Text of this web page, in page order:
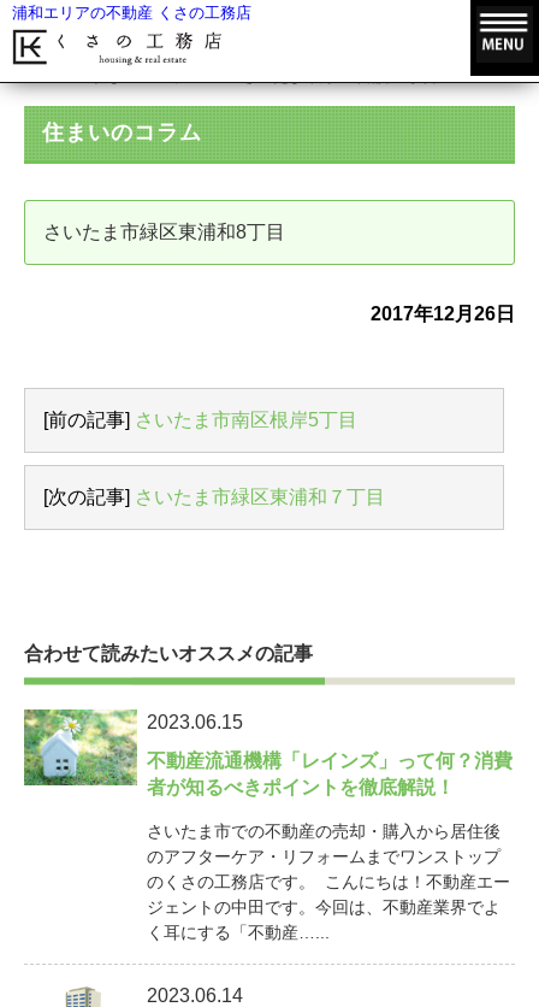
浦和エリアの不動産 くさの工務店
住まいのコラム
さいたま市緑区東浦和8丁目
2017年12月26日
[前の記事] さいたま市南区根岸5丁目
[次の記事] さいたま市緑区東浦和７丁目
合わせて読みたいオススメの記事
2023.06.15
不動産流通機構「レインズ」って何？消費
者が知るべきポイントを徹底解説！
さいたま市での不動産の売却・購入から居住後
のアフターケア・リフォームまでワンストップ
のくさの工務店です。 こんにちは！不動産エー
ジェントの中田です。今回は、不動産業界でよ
く耳にする「不動産…...
2023.06.14